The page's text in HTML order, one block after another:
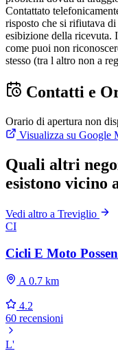
Contattato
risposto che si rifiutava di
esibizione della ricevuta.
come puoi non
stesso (tra l altro non a
Contatti e
Orario di apertura non
Visualizza su Google
Quali altri
esistono vicino
Vedi altro a Treviglio
CI
Cicli E Moto
A 0.7 km
4.2
60 recensioni
L'